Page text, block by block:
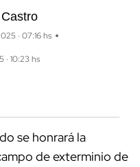
· 07:16 hs
· 10:23 hs
se honrará la
de exterminio de